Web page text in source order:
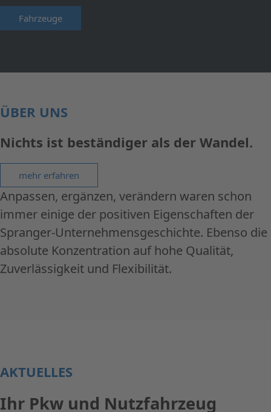
Fahrzeuge
ÜBER UNS
Nichts ist beständiger als der Wandel.
mehr erfahren
Anpassen, ergänzen, verändern waren schon
immer einige der positiven Eigenschaften der
Spranger-Unternehmensgeschichte. Ebenso die
absolute Konzentration auf hohe Qualität,
Zuverlässigkeit und Flexibilität.
AKTUELLES
Ihr Pkw und Nutzfahrzeug